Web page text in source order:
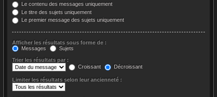
Le contenu des messages uniquement
Le titre des sujets uniquement
Le premier message des sujets uniquement
Afficher les résultats sous forme de :
Messages
Sujets
Trier les résultats par :
Croissant
Décroissant
Limiter les résultats selon leur ancienneté :